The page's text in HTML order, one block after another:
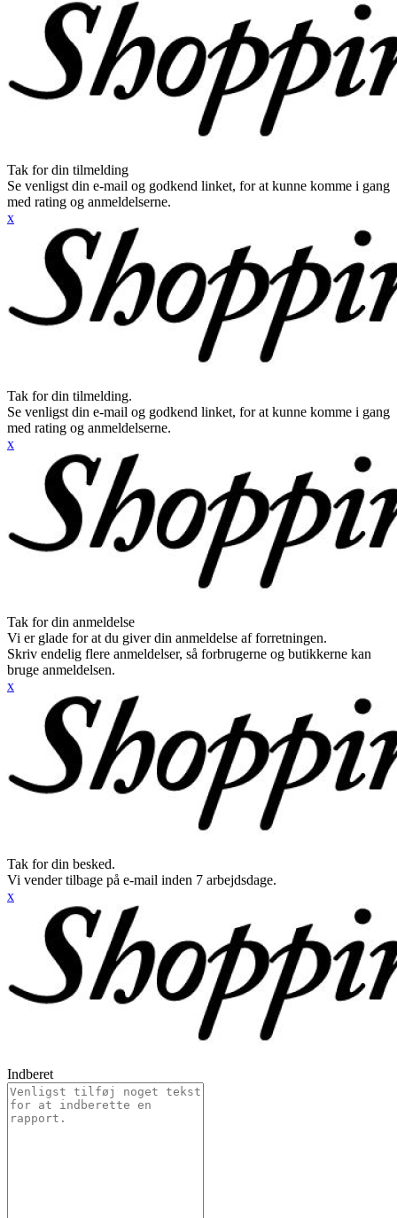
Tak for din tilmelding
Se venligst din e-mail og godkend linket, for at kunne komme i gang
med rating og anmeldelserne.
x
Tak for din tilmelding.
Se venligst din e-mail og godkend linket, for at kunne komme i gang
med rating og anmeldelserne.
x
Tak for din anmeldelse
Vi er glade for at du giver din anmeldelse af forretningen.
Skriv endelig flere anmeldelser, så forbrugerne og butikkerne kan
bruge anmeldelsen.
x
Tak for din besked.
Vi vender tilbage på e-mail inden 7 arbejdsdage.
x
Indberet